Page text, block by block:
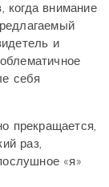
когда внимание
и
себя
прекращается,
раз,
«я»